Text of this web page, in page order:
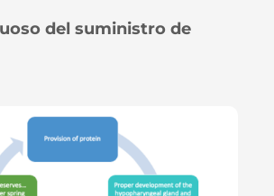
del suministro de